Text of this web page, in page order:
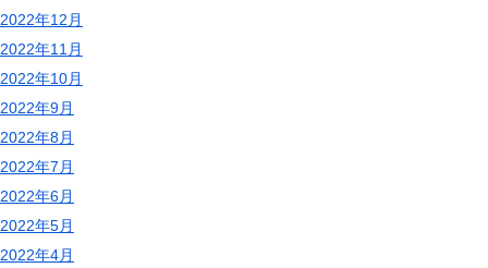
2022年12月
2022年11月
2022年10月
2022年9月
2022年8月
2022年7月
2022年6月
2022年5月
2022年4月